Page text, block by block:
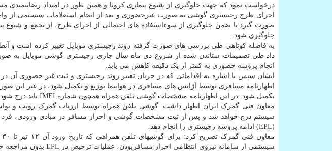
درخواست نمود که جهت جلوگیری از شیوع بیماری کرونا و همین طور در امتداد رضایتمندی
اجرای طرح رجیستری گوشی به صورت غیرحضوری و بعد از انجام استعلامات سیستمی از
جلوگیری شود.
به فاصله کوتاهی طی بررسی های صورت گرفته روند رجیستری موبایل تغییر کرده است و
داد طی تصمیمات ستاندن شده از شروع دی ماه سال جاری رجیستری گوشی موبایل به
انجام پروسه حضوری به کمتر از یک دقیقه کاهش می یابد.
ایشان سپس با اشاره به اقداماتی که در جریان تغییر روند رجیستری و ثبت غیر حضوری آن
اظهارنامه مسافری توسط آژانس های مسافری در هواپیما توزیع و تکمیل شود، در غیر این
تکمیل شود. در این اظهارنامه مشخصات گوشی تلفن همراه همچون شماره IMEI باید درج شود.
سیستم درج خواهد شد و پس از ثبت مشخصات گوشی و احراز مسافر در مبادی ورودی، فرد
(EPL) ادامه پروسه رجیستری را انجام دهد.
سیستمی از سامانه نیروی انتظامی احراز مسافربودن، عملیات ترخیص در EPL بدون مراجعه حضوری صورت گیرد.